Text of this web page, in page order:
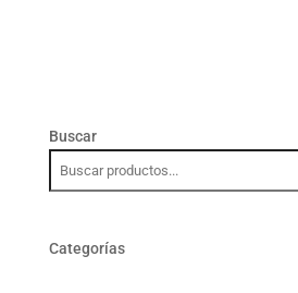
Buscar
Categorías